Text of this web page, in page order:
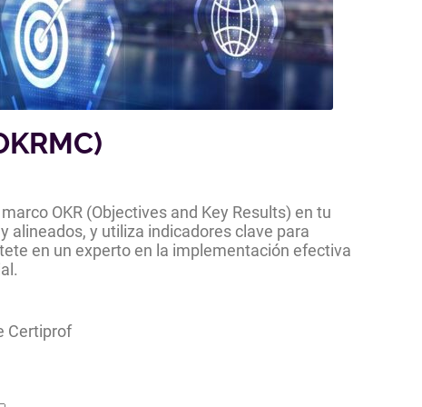
OKR (Objectives and Key Results) en tu
alineados, y utiliza indicadores clave para
en un experto en la implementación efectiva
Certiprof